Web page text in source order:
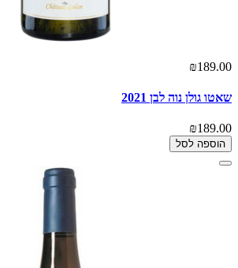
₪189.00
שאטו גולן נוה לבן 2021
₪189.00
הוספה לסל